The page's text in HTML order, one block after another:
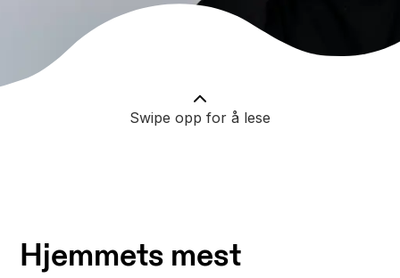
Swipe opp for å lese
Hjemmets mest